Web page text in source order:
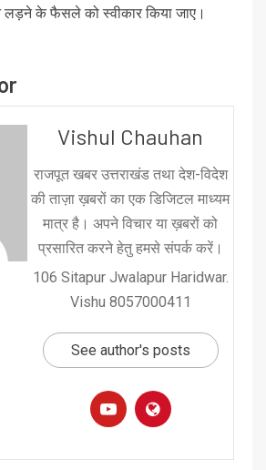
के फैसले को स्वीकार किया जाए।
Vishul Chauhan
राजपूत खबर उत्तराखंड तथा देश-विदेश
की ताज़ा ख़बरों का एक डिजिटल माध्यम
मात्र है। अपने विचार या ख़बरों को
प्रसारित करने हेतु हमसे संपर्क करें।
106 Sitapur Jwalapur Haridwar.
Vishu 8057000411
See author's posts